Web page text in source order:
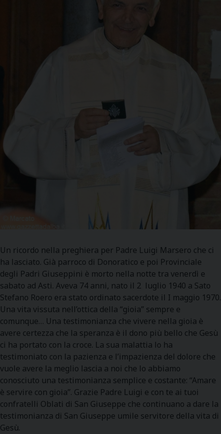
Un ricordo nella preghiera per Padre Luigi Marsero che ci
ha lasciato. Già parroco di Donoratico e poi Provinciale
degli Padri Giuseppini è morto nella notte tra venerdì e
sabato ad Asti. Aveva 74 anni, nato il 2 luglio 1940 a Sato
Stefano Roero era stato ordinato sacerdote il I maggio 1970.
Una vita vissuta nell’ottica della “gioia” sempre e
comunque… Una testimonianza che vivere nella gioia è
avere certezza che la speranza è il dono più bello che Gesù
ci ha portato con la croce. La sua malattia lo ha
testimoniato con la pazienza e l’impazienza del dolore che
vuole avere la meglio lascia a noi che lo abbiamo
conosciuto una testimonianza semplice e costante: “Amare
è servire con gioia”. Grazie Padre Luigi e con te ai tuoi
confratelli Oblati di San Giuseppe che continuano a dare la
testimonianza di San Giuseppe umile servitore della vita di
Gesù.